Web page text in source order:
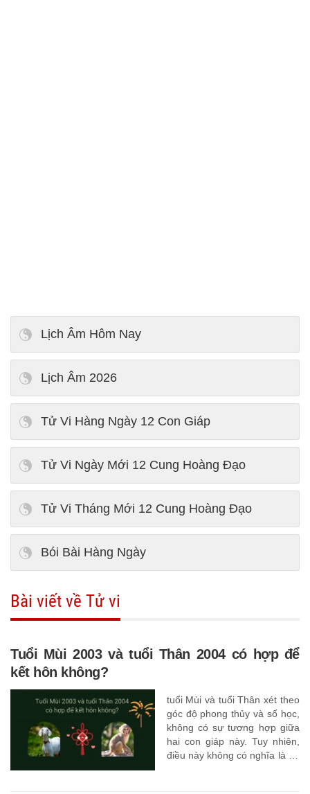
Lịch Âm Hôm Nay
Lịch Âm 2026
Tử Vi Hàng Ngày 12 Con Giáp
Tử Vi Ngày Mới 12 Cung Hoàng Đạo
Tử Vi Tháng Mới 12 Cung Hoàng Đạo
Bói Bài Hàng Ngày
Bài viết về Tử vi
Tuổi Mùi 2003 và tuổi Thân 2004 có hợp để
kết hôn không?
tuổi Mùi và tuổi Thân xét theo
góc độ phong thủy và số học,
không có sự tương hợp giữa
hai con giáp này. Tuy nhiên,
điều này không có nghĩa là họ